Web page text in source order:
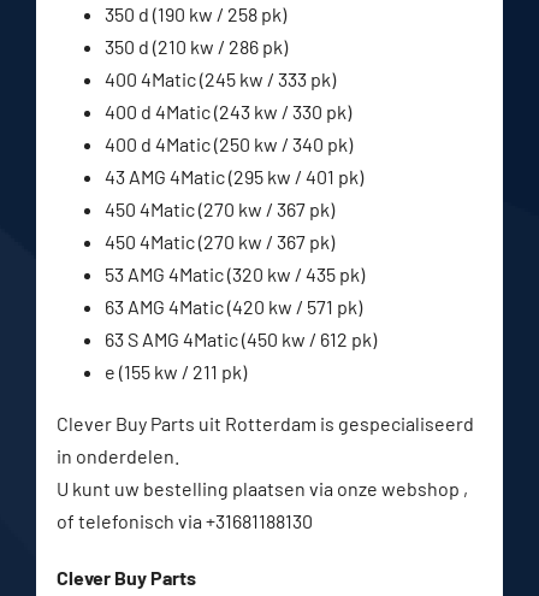
350 d (190 kw / 258 pk)
350 d (210 kw / 286 pk)
400 4Matic (245 kw / 333 pk)
400 d 4Matic (243 kw / 330 pk)
400 d 4Matic (250 kw / 340 pk)
43 AMG 4Matic (295 kw / 401 pk)
450 4Matic (270 kw / 367 pk)
450 4Matic (270 kw / 367 pk)
53 AMG 4Matic (320 kw / 435 pk)
63 AMG 4Matic (420 kw / 571 pk)
63 S AMG 4Matic (450 kw / 612 pk)
e (155 kw / 211 pk)
Clever Buy Parts uit Rotterdam is gespecialiseerd
in onderdelen.
U kunt uw bestelling plaatsen via onze webshop ,
of telefonisch via +31681188130
Clever Buy Parts